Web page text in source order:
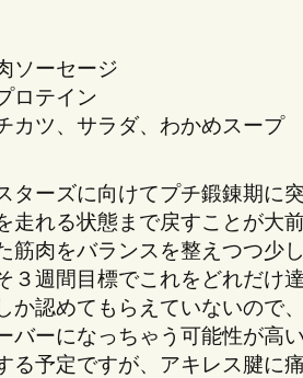
ソーセージ
ロテイン
カツ、サラダ、わかめスープ
ターズに向けてプチ鍛錬期に
走れる状態まで戻すことが大
筋肉をバランスを整えつつ少
３週間目標でこれをどれだけ
か認めてもらえていないので
バーになっちゃう可能性が高
る予定ですが、アキレス腱に